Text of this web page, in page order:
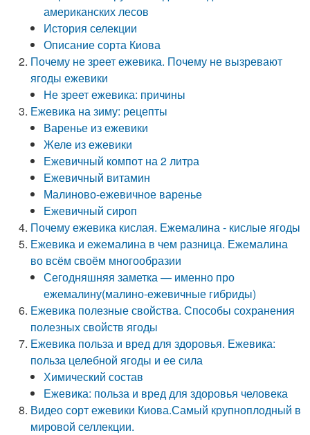
американских лесов
История селекции
Описание сорта Киова
Почему не зреет ежевика. Почему не вызревают
ягоды ежевики
Не зреет ежевика: причины
Ежевика на зиму: рецепты
Варенье из ежевики
Желе из ежевики
Ежевичный компот на 2 литра
Ежевичный витамин
Малиново-ежевичное варенье
Ежевичный сироп
Почему ежевика кислая. Ежемалина - кислые ягоды
Ежевика и ежемалина в чем разница. Ежемалина
во всём своём многообразии
Сегодняшняя заметка — именно про
ежемалину(малино-ежевичные гибриды)
Ежевика полезные свойства. Способы сохранения
полезных свойств ягоды
Ежевика польза и вред для здоровья. Ежевика:
польза целебной ягоды и ее сила
Химический состав
Ежевика: польза и вред для здоровья человека
Видео сорт ежевики Киова.Самый крупноплодный в
мировой селлекции.